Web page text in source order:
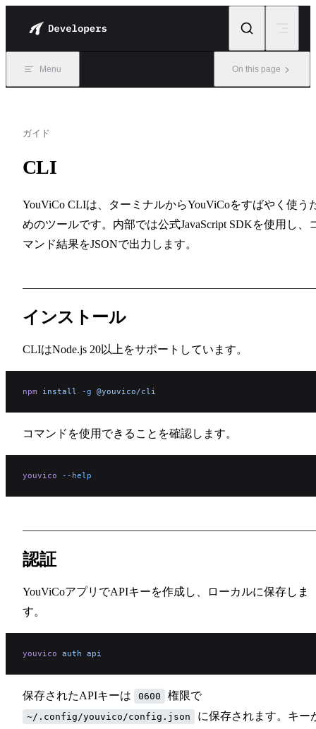
Menu On this page
ガイド
CLI
YouViCo CLIは、ターミナルからYouViCoをすばやく使う
めのツールです。内部では公式JavaScript SDKを使用し、
マンド結果をJSONで出力します。
インストール
CLIはNode.js 20以上をサポートしています。
npm install -g @youvico/cli
コマンドを使用できることを確認します。
youvico --help
認証
YouViCoアプリでAPIキーを作成し、ローカルに保存しま
す。
youvico auth api
保存されたAPIキーは 0600 権限で
~/.config/youvico/config.json
に保存されます。キー